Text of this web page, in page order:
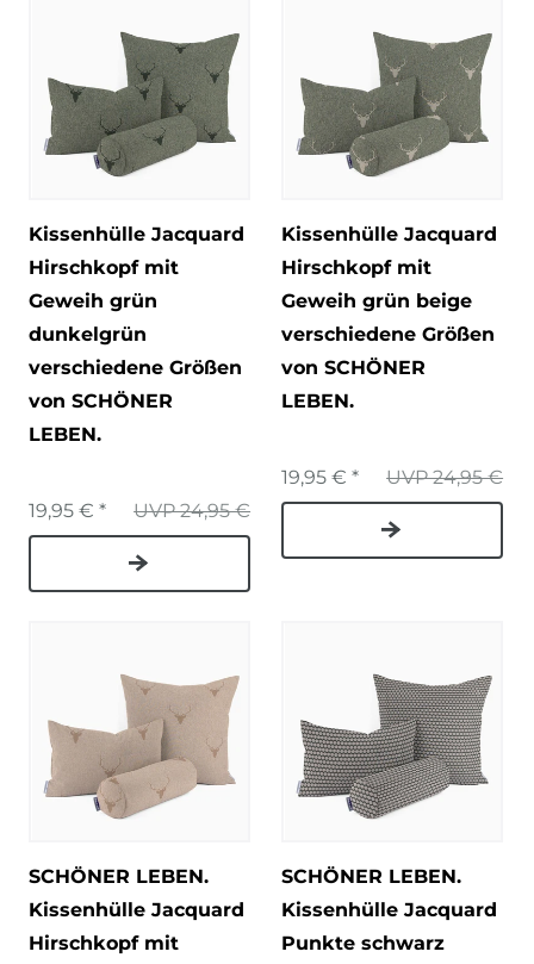
Kissenhülle Jacquard
Hirschkopf mit
Geweih grün
dunkelgrün
verschiedene Größen
von SCHÖNER
LEBEN.
UVP 24,95 €
19,95 € *
Kissenhülle Jacquard
Hirschkopf mit
Geweih grün beige
verschiedene Größen
von SCHÖNER
LEBEN.
UVP 24,95 €
19,95 € *
SCHÖNER LEBEN.
Kissenhülle Jacquard
Hirschkopf mit
SCHÖNER LEBEN.
Kissenhülle Jacquard
Punkte schwarz